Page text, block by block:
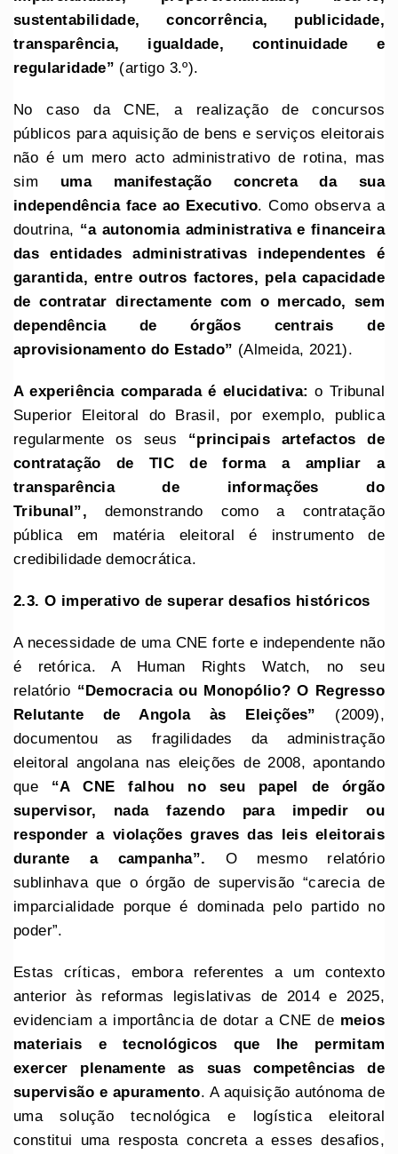
sustentabilidade, concorrência, publicidade,
transparência, igualdade, continuidade e
regularidade” (artigo 3.º).
No caso da CNE, a realização de concursos
públicos para aquisição de bens e serviços eleitorais
não é um mero acto administrativo de rotina, mas
sim uma manifestação concreta da sua
independência face ao Executivo. Como observa a
doutrina, “a autonomia administrativa e financeira
das entidades administrativas independentes é
garantida, entre outros factores, pela capacidade
de contratar directamente com o mercado, sem
dependência de órgãos centrais de
aprovisionamento do Estado” (Almeida, 2021).
A experiência comparada é elucidativa: o Tribunal
Superior Eleitoral do Brasil, por exemplo, publica
regularmente os seus “principais artefactos de
contratação de TIC de forma a ampliar a
transparência de informações do
Tribunal”, demonstrando como a contratação
pública em matéria eleitoral é instrumento de
credibilidade democrática.
2.3. O imperativo de superar desafios históricos
A necessidade de uma CNE forte e independente não
é retórica. A Human Rights Watch, no seu
relatório “Democracia ou Monopólio? O Regresso
Relutante de Angola às Eleições” (2009),
documentou as fragilidades da administração
eleitoral angolana nas eleições de 2008, apontando
que “A CNE falhou no seu papel de órgão
supervisor, nada fazendo para impedir ou
responder a violações graves das leis eleitorais
durante a campanha”. O mesmo relatório
sublinhava que o órgão de supervisão “carecia de
imparcialidade porque é dominada pelo partido no
poder”.
Estas críticas, embora referentes a um contexto
anterior às reformas legislativas de 2014 e 2025,
evidenciam a importância de dotar a CNE de meios
materiais e tecnológicos que lhe permitam
exercer plenamente as suas competências de
supervisão e apuramento. A aquisição autónoma de
uma solução tecnológica e logística eleitoral
constitui uma resposta concreta a esses desafios,